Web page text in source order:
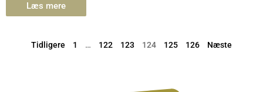
Læs mere
Tidligere 1 … 122 123 124 125 126 Næste